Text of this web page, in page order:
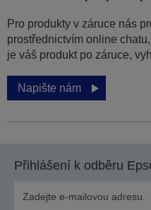
Pro produkty v záruce nás
prostřednictvím online
je váš produkt po záruce,
Napište nám
Přihlášení k odběru